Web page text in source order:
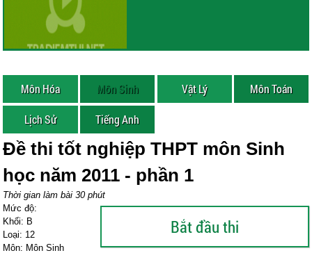
Môn Hóa Môn Sinh Vật Lý Môn Toán
Lịch Sử Tiếng Anh
Đề thi tốt nghiệp THPT môn Sinh
học năm 2011 - phần 1
Thời gian làm bài 30 phút
Mức độ:
Khối: B
Loại: 12
Môn: Môn Sinh